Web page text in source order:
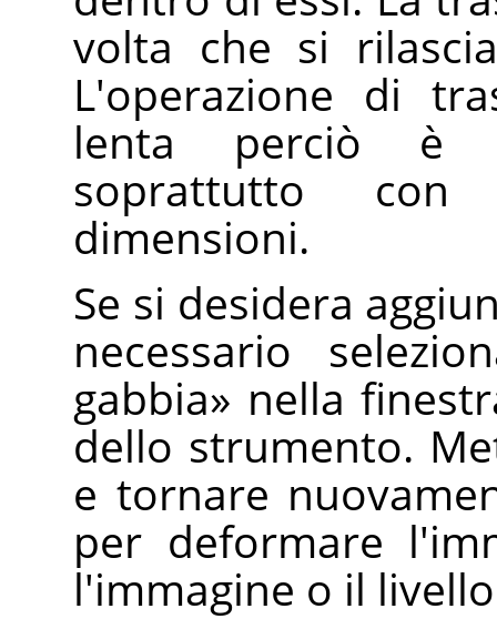
volta che si
L'operazione di
lenta perciò è
soprattutto
dimensioni.
Se si desidera
necessario
gabbia» nella
dello strumento.
e tornare
per deformare
l'immagine o il